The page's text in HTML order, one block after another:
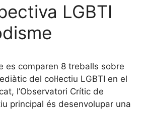
LGBTI
es comparen 8 treballs sobre
del col·lectiu LGBTI en el
l’Observatori Crític de
principal és desenvolupar una